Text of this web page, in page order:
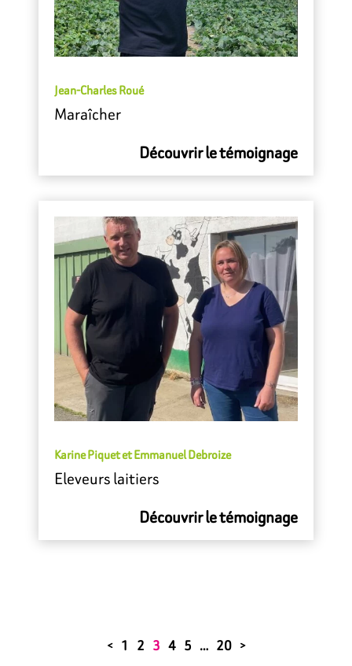
Jean-Charles Roué
Maraîcher
Découvrir le témoignage
Karine Piquet et Emmanuel Debroize
Eleveurs laitiers
Découvrir le témoignage
< 1 2 3 4 5 … 20 >